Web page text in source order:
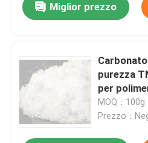
Miglior prezzo
purezza
per
MOQ：100g
Prezzo：